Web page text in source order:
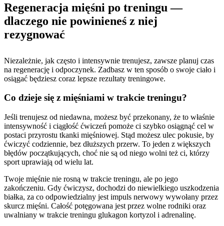
Regeneracja mięśni po treningu —
dlaczego nie powinieneś z niej
rezygnować
Niezależnie, jak często i intensywnie trenujesz, zawsze planuj czas
na regenerację i odpoczynek. Zadbasz w ten sposób o swoje ciało i
osiągać będziesz coraz lepsze rezultaty treningowe.
Co dzieje się z mięśniami w trakcie treningu?
Jeśli trenujesz od niedawna, możesz być przekonany, że to właśnie
intensywność i ciągłość ćwiczeń pomoże ci szybko osiągnąć cel w
postaci przyrostu tkanki mięśniowej. Stąd możesz ulec pokusie, by
ćwiczyć codziennie, bez dłuższych przerw. To jeden z większych
błędów początkujących, choć nie są od niego wolni też ci, którzy
sport uprawiają od wielu lat.
Twoje mięśnie nie rosną w trakcie treningu, ale po jego
zakończeniu. Gdy ćwiczysz, dochodzi do niewielkiego uszkodzenia
białka, za co odpowiedzialny jest impuls nerwowy wywołany przez
skurcz mięśni. Całość potęgowana jest przez wolne rodniki oraz
uwalniany w trakcie treningu glukagon kortyzol i adrenalinę.